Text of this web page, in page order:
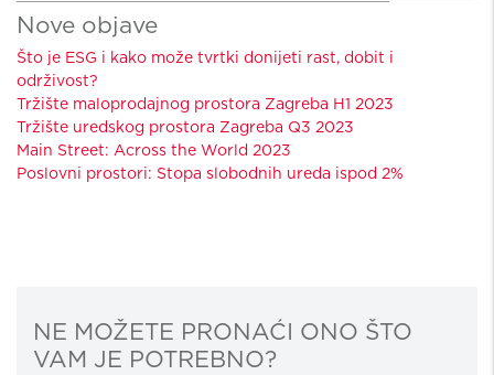
Nove objave
Što je ESG i kako može tvrtki donijeti rast, dobit i
održivost?
Tržište maloprodajnog prostora Zagreba H1 2023
Tržište uredskog prostora Zagreba Q3 2023
Main Street: Across the World 2023
Poslovni prostori: Stopa slobodnih ureda ispod 2%
NE MOŽETE PRONAĆI ONO ŠTO
VAM JE POTREBNO?